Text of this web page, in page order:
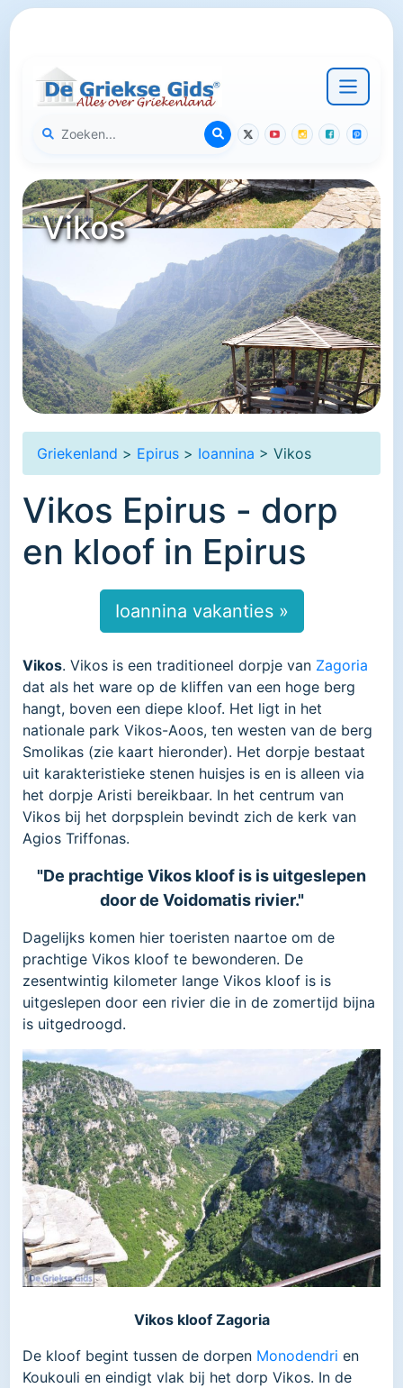
Vikos
Griekenland > Epirus > Ioannina > Vikos
Vikos Epirus - dorp
en kloof in Epirus
Ioannina vakanties »
Vikos. Vikos is een traditioneel dorpje van Zagoria
dat als het ware op de kliffen van een hoge berg
hangt, boven een diepe kloof. Het ligt in het
nationale park Vikos-Aoos, ten westen van de berg
Smolikas (zie kaart hieronder). Het dorpje bestaat
uit karakteristieke stenen huisjes is en is alleen via
het dorpje Aristi bereikbaar. In het centrum van
Vikos bij het dorpsplein bevindt zich de kerk van
Agios Triffonas.
"De prachtige Vikos kloof is is uitgeslepen
door de Voidomatis rivier."
Dagelijks komen hier toeristen naartoe om de
prachtige Vikos kloof te bewonderen. De
zesentwintig kilometer lange Vikos kloof is is
uitgeslepen door een rivier die in de zomertijd bijna
is uitgedroogd.
Vikos kloof Zagoria
De kloof begint tussen de dorpen Monodendri en
Koukouli en eindigt vlak bij het dorp Vikos. In de